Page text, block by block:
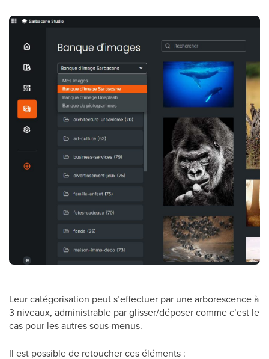
Leur catégorisation peut s’effectuer par une arborescence à
3 niveaux, administrable par glisser/déposer comme c’est le
cas pour les autres sous-menus.
Il est possible de retoucher ces éléments :